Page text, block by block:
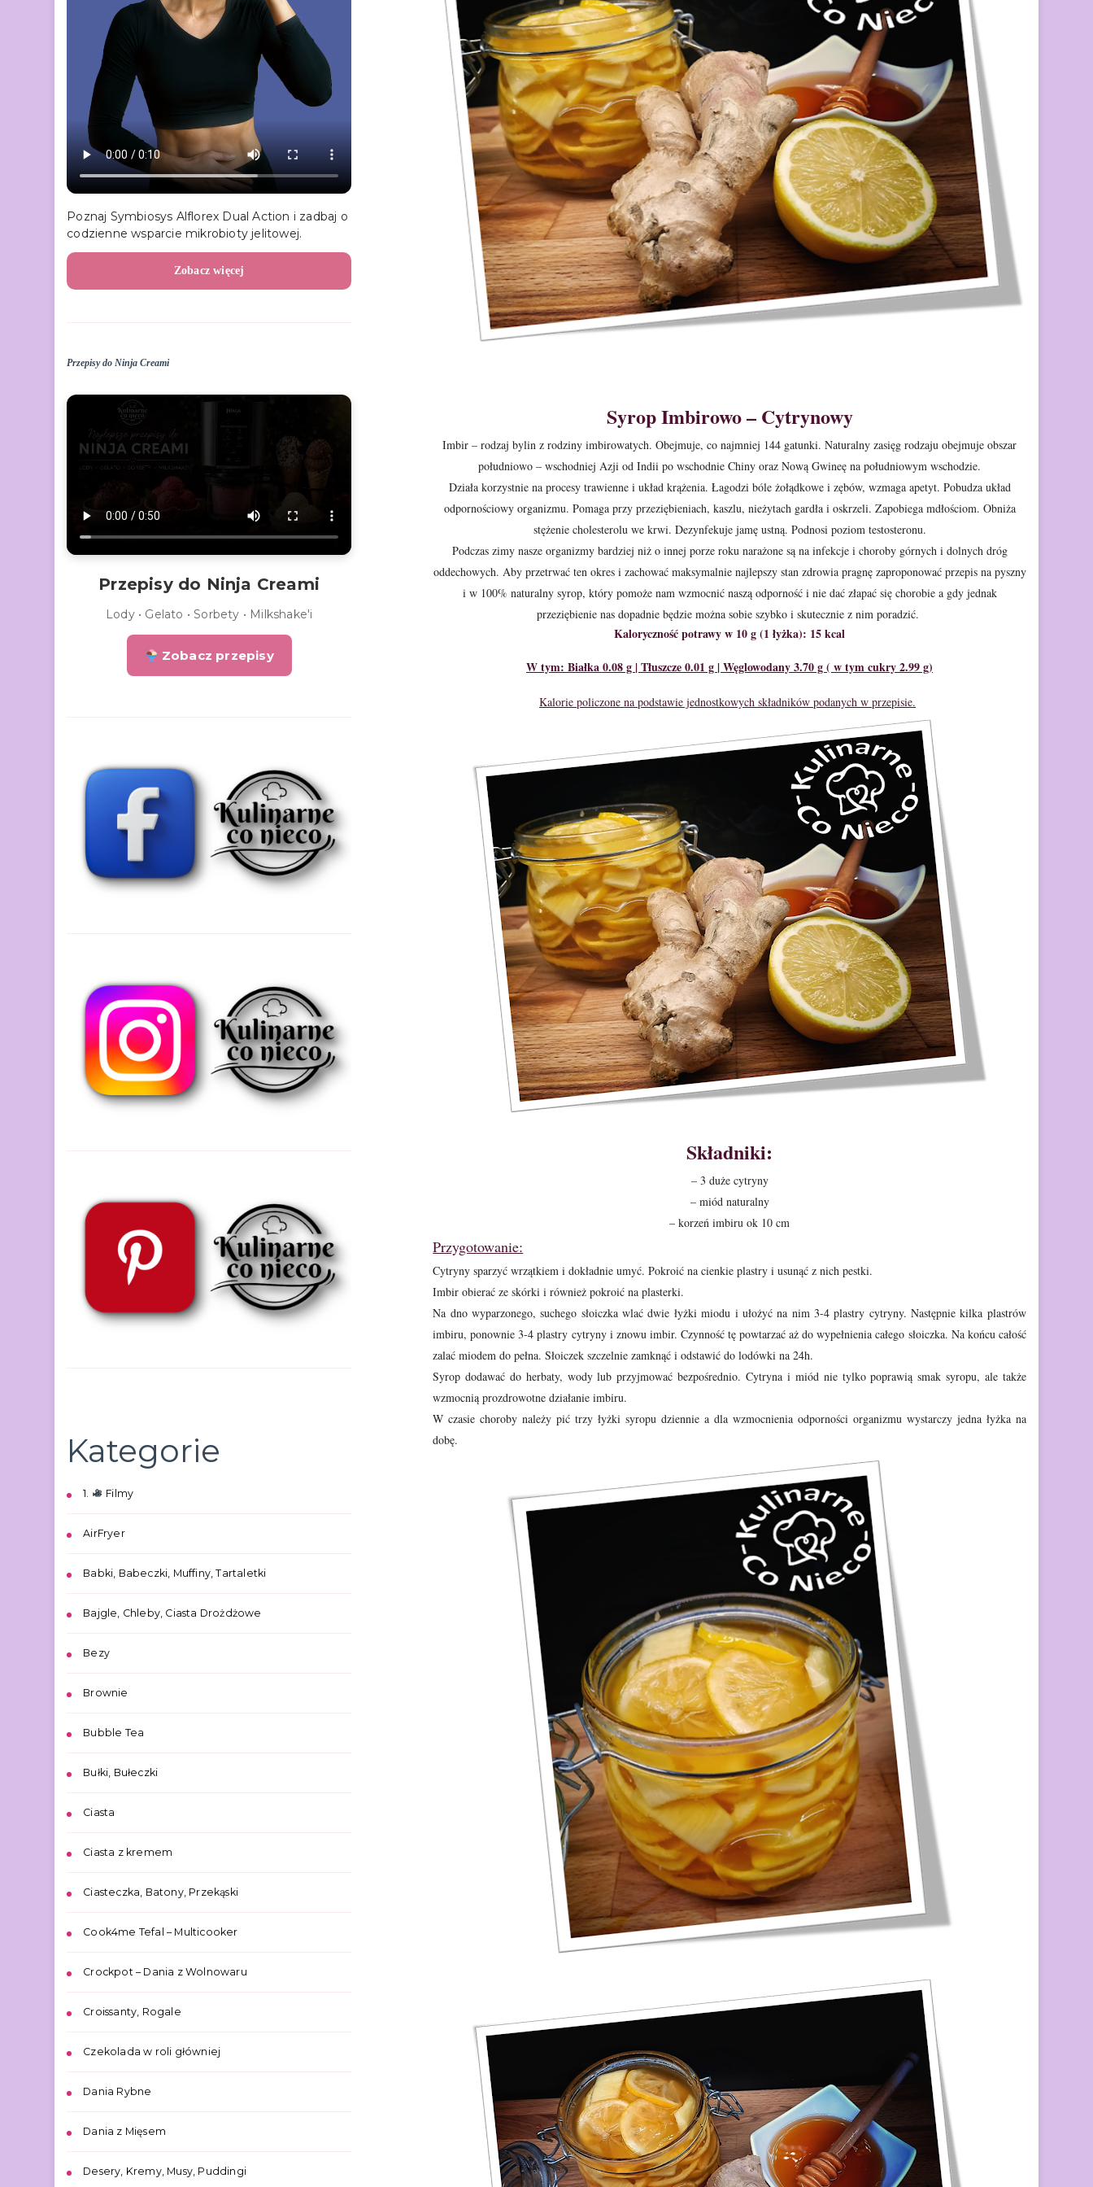
Syrop Imbirowo – Cytrynowy
Imbir – rodzaj bylin z rodziny imbirowatych. Obejmuje, co najmniej 144 gatunki. Naturalny zasięg rodzaju obejmuje obszar
południowo – wschodniej Azji od Indii po wschodnie Chiny oraz Nową Gwineę na południowym wschodzie.
Działa korzystnie na procesy trawienne i układ krążenia. Łagodzi bóle żołądkowe i zębów, wzmaga apetyt. Pobudza układ
odpornościowyorganizmu. Pomaga przy przeziębieniach, kaszlu, nieżytach gardła i oskrzeli. Zapobiega mdłościom. Obniża
stężenie cholesterolu we krwi. Dezynfekuje jamęustną. Podnosi poziom testosteronu.
Podczas zimy nasze organizmy bardziej niż o innej porze rokunarażone są na infekcje i choroby górnych i dolnych dróg
oddechowych. Aby przetrwaćten okres i zachować maksymalnie najlepszy stan zdrowia pragnę zaproponować przepisna pyszny
i w 100% naturalny syrop, który pomoże nam wzmocnić naszą odporność inie dać złapać się chorobie a gdy jednak
przeziębienie nas dopadnie będzie można sobie szybko iskutecznie z nim poradzić.
Kaloryczność potrawy w 10 g (1 łyżka): 15 kcal
W tym: Białka 0.08 g | Tłuszcze 0.01 g | Węglowodany 3.70 g ( w tym cukry 2.99 g)
Kalorie policzone na podstawie jednostkowych składników podanych w przepisie.
Składniki:
– 3 duże cytryny
– miód naturalny
– korzeń imbiru ok 10 cm
Przygotowanie:
Cytryny sparzyć wrzątkiem i dokładnie umyć. Pokroić na cienkie plastry i usunąć z nich pestki.
Imbir obierać ze skórki i również pokroić na plasterki.
Na dno wyparzonego, suchego słoiczka wlać dwie łyżki miodu i ułożyć na nim 3-4 plastry cytryny. Następnie kilka plastrów
imbiru, ponownie 3-4 plastry cytryny i znowu imbir. Czynność tę powtarzać aż do wypełnienia całego słoiczka. Na końcu całość
zalać miodem do pełna. Słoiczek szczelnie zamknąć i odstawić do lodówki na 24h.
Syrop dodawać do herbaty, wody lub przyjmować bezpośrednio. Cytryna i miód nie tylko poprawią smak syropu, ale także
wzmocnią prozdrowotne działanie imbiru.
W czasie choroby należy pić trzy łyżki syropu dziennie a dlawzmocnienia odporności organizmu wystarczy jedna łyżka na
dobę.
Poznaj Symbiosys Alflorex Dual Action i zadbaj o
codzienne wsparcie mikrobioty jelitowej.
Zobacz więcej
Przepisy do Ninja Creami
Przepisy do Ninja Creami
Lody • Gelato • Sorbety • Milkshake'i
Zobacz przepisy
Kategorie
1. Filmy
AirFryer
Babki, Babeczki, Muffiny, Tartaletki
Bajgle, Chleby, Ciasta Drożdżowe
Bezy
Brownie
Bubble Tea
Bułki, Bułeczki
Ciasta
Ciasta z kremem
Ciasteczka, Batony, Przekąski
Cook4me Tefal – Multicooker
Crockpot – Dania z Wolnowaru
Croissanty, Rogale
Czekolada w roli główniej
Dania Rybne
Dania z Mięsem
Desery, Kremy, Musy, Puddingi